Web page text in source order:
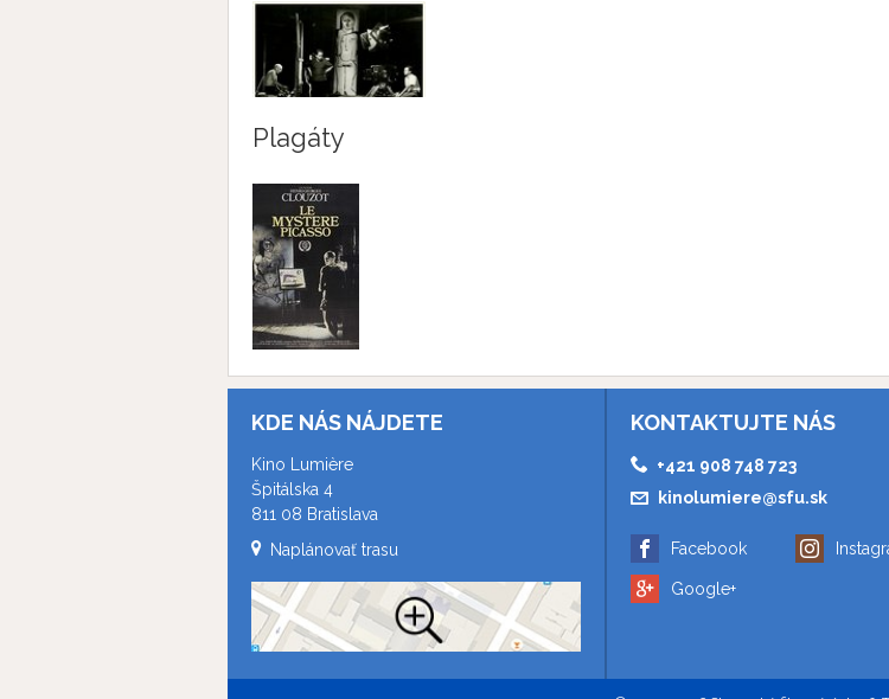
Plagáty
KDE NÁS NÁJDETE
Kino Lumière
Špitálska 4
811 08 Bratislava
Naplánovať trasu
KONTAKTUJTE NÁS
+421 908 748 723
kinolumiere@sfu.sk
Facebook
Google+